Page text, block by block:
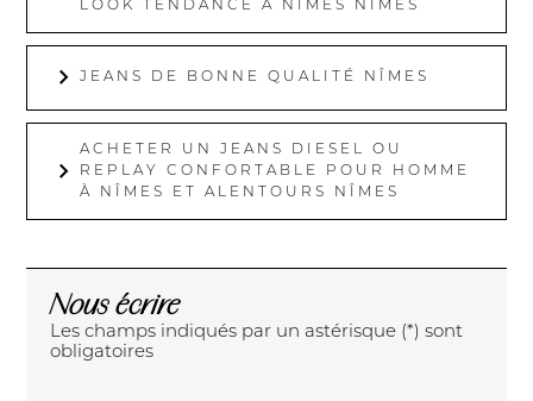
LOOK TENDANCE À NÎMES NÎMES
JEANS DE BONNE QUALITÉ NÎMES
ACHETER UN JEANS DIESEL OU
REPLAY CONFORTABLE POUR HOMME
À NÎMES ET ALENTOURS NÎMES
Nous écrire
Les champs indiqués par un astérisque (*) sont
obligatoires